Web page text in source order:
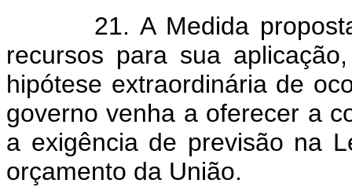
21. A Medida proposta
recursos para sua
hipótese extraordinária de
governo venha a oferecer a
a exigência de previsão na
orçamento da União.